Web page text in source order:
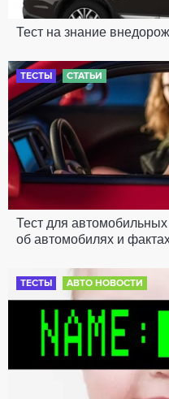
Тест на знание
ТЕСТЫ СТАТЬИ
Тест для
об автомобилях и
ТЕСТЫ АВТО НОВОСТИ